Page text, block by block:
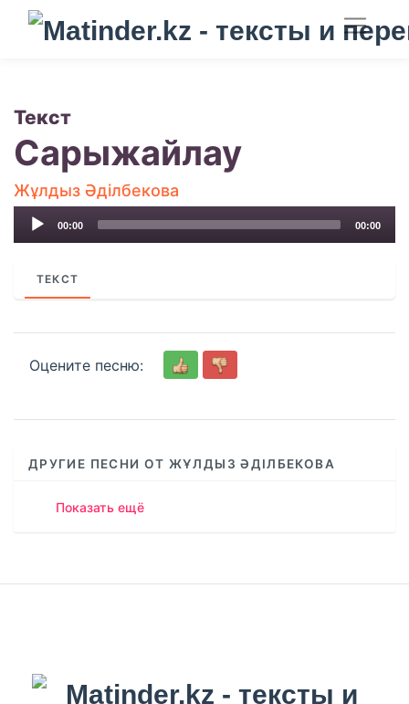
Текст
Сарыжайлау
Жұлдыз Әділбекова
Audio
00:00 00:00
ТЕКСТ
Оцените песню:
ДРУГИЕ ПЕСНИ ОТ ЖҰЛДЫЗ ӘДІЛБЕКОВА
Показать ещё